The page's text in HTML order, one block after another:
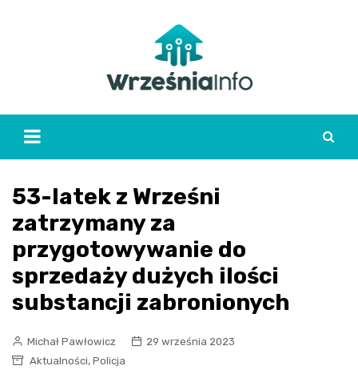
53-latek z Wrześni
zatrzymany za
przygotowywanie do
sprzedaży dużych ilości
substancji zabronionych
Michał Pawłowicz
29 września 2023
Aktualności, Policja